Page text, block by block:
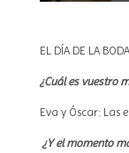
EL DÍA DE LA BODA
¿Cuál es vuestro
Eva y Óscar: Las
¿Y el momento